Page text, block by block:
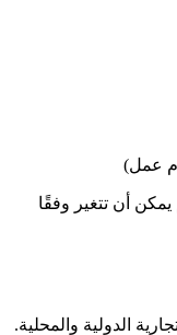
يمكن أن تتغير وفقًا
الدولية والمحلية.